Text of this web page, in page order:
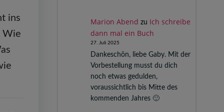
ins
Wie
Marion Abend zu Ich schreibe
dann mal ein Buch
27. Juli 2025
Dankeschön, liebe Gaby. Mit der
Vorbestellung musst du dich
noch etwas gedulden,
voraussichtlich bis Mitte des
kommenden Jahres 🙂